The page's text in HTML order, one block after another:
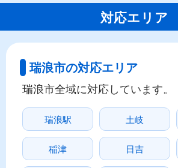
対応エリア
瑞浪市の対応エリア
瑞浪市全域に対応しています。
瑞浪駅 土岐
稲津 日吉